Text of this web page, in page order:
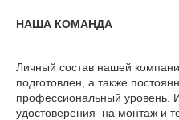
НАША КОМАНДА
Личный состав нашей
подготовлен, а также
профессиональный уровень.
удостоверения на монтаж и